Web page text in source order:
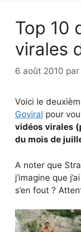
Top 10
virales
6 août 2010 par
Voici le
Goviral pour
vidéos virales
du mois de
A noter que
j’imagine que j’ai
s’en fout ?